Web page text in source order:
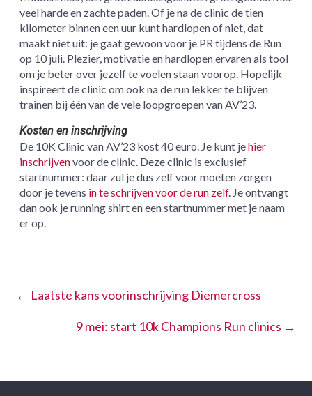
veel harde en zachte paden. Of je na de clinic de tien
kilometer binnen een uur kunt hardlopen of niet, dat
maakt niet uit: je gaat gewoon voor je PR tijdens de Run
op 10 juli. Plezier, motivatie en hardlopen ervaren als tool
om je beter over jezelf te voelen staan voorop. Hopelijk
inspireert de clinic om ook na de run lekker te blijven
trainen bij één van de vele loopgroepen van AV’23.
Kosten en inschrijving
De 10K Clinic van AV’23 kost 40 euro. Je kunt jehier
inschrijvenvoor de clinic. Deze clinic is exclusief
startnummer: daar zul je dus zelf voor moeten zorgen
door je tevens in te schrijven voor de run zelf. Je ontvangt
dan ook je running shirt en een startnummer met je naam
er op.
← Laatste kans voorinschrijving Diemercross
9 mei: start 10k Champions Run clinics →